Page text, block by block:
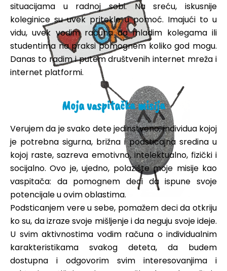
situacijama u radnoj sobi. Na sreću, iskusnije
koleginice su uvek pritekle u pomoć. Imajući to u
vidu, uvek vodim računa da mladim kolegama ili
studentima na praksi pomognem koliko god mogu.
Danas to radim i putem društvenih internet mreža i
internet platformi.
Moja vaspitačka misija
Verujem da je svako dete jedinstveno, individua kojoj
je potrebna sigurna, brižna i podsticajna sredina u
kojoj raste, sazreva emotivno, intelektualno, fizički i
socijalno. Ovo je, ujedno, polazište moje misije kao
vaspitača: da pomognem deci da ispune svoje
potencijale u ovim oblastima.
Podsticanjem vere u sebe, pomažem deci da otkriju
ko su, da izraze svoje mišljenje i da neguju svoje ideje.
U svim aktivnostima vodim računa o individualnim
karakteristikama svakog deteta, da budem
dostupna i odgovorim svim interesovanjima i